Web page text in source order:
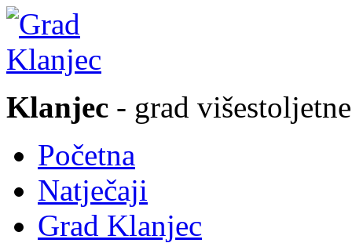
Klanjec - grad
Početna
Natječaji
Grad Klanjec